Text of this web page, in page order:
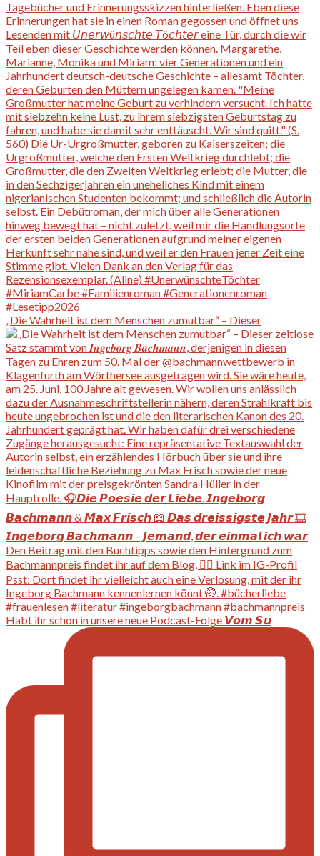
„Die Wahrheit ist dem Menschen zumutbar“ – Dieser
Habt ihr schon in unsere neue Podcast-Folge 𝙑𝙤𝙢 𝙎𝙪